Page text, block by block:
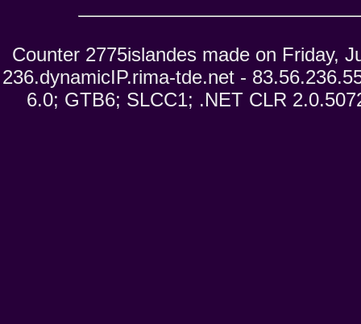
Counter 2775islandes made on Friday,
236.dynamicIP.rima-tde.net -
6.0; GTB6; SLCC1; .NET CLR